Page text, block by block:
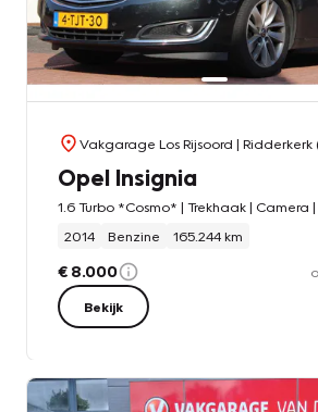
Vakgarage Los Rijsoord | Ridderkerk
Opel Insignia
2014
Benzine 165.244 km
€ 8.000
Bekijk